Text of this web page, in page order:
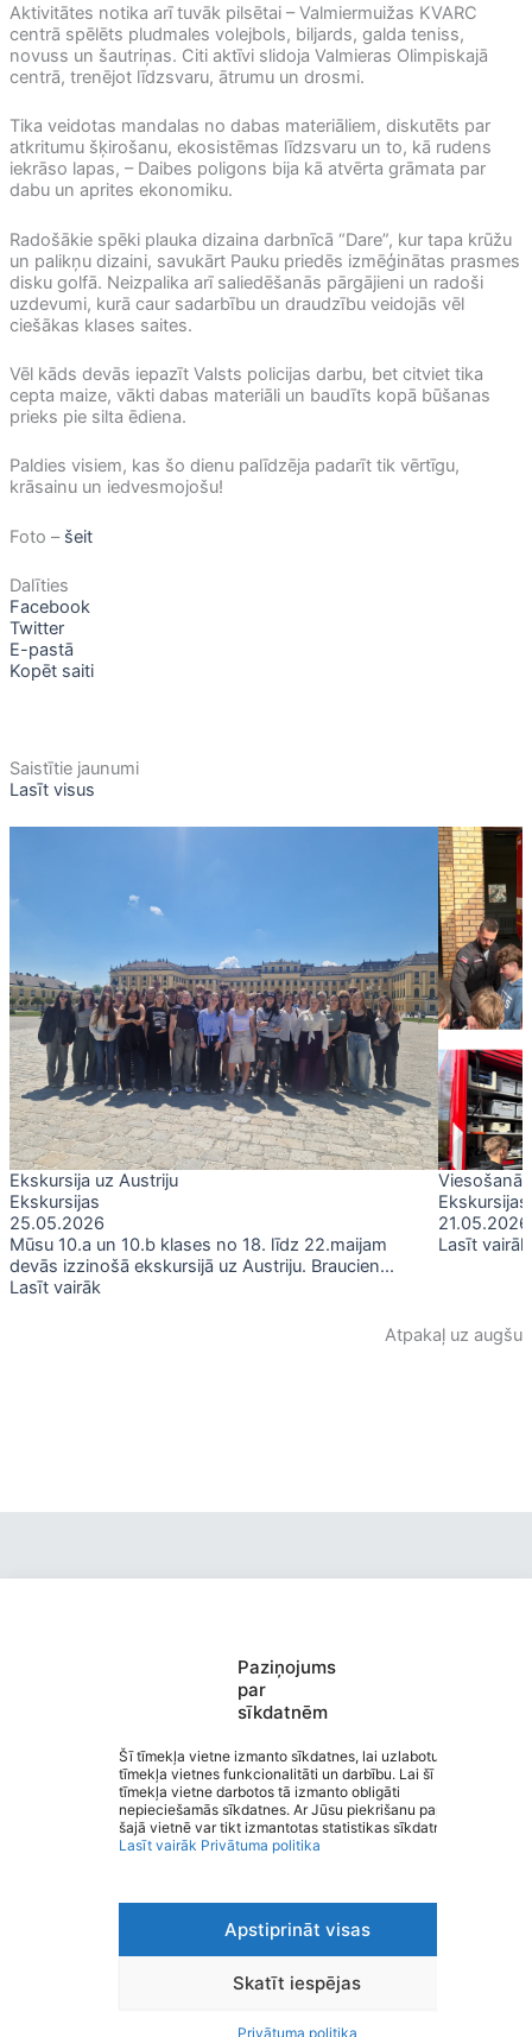
Paziņojums
par
sīkdatnēm
Šī tīmekļa vietne izmanto sīkdatnes, lai uzlabotu
tīmekļa vietnes funkcionalitāti un darbību. Lai šī
tīmekļa vietne darbotos tā izmanto obligāti
nepieciešamās sīkdatnes. Ar Jūsu piekrišanu papildus
šajā vietnē var tikt izmantotas statistikas sīkdatnes.
Lasīt vairāk Privātuma politika
Apstiprināt visas
Skatīt iespējas
Privātuma politika
Aktivitātes notika arī tuvāk pilsētai – Valmiermuižas KVARC
centrā spēlēts pludmales volejbols, biljards, galda teniss,
novuss un šautriņas. Citi aktīvi slidoja Valmieras Olimpiskajā
centrā, trenējot līdzsvaru, ātrumu un drosmi.
Tika veidotas mandalas no dabas materiāliem, diskutēts par
atkritumu šķirošanu, ekosistēmas līdzsvaru un to, kā rudens
iekrāso lapas, – Daibes poligons bija kā atvērta grāmata par
dabu un aprites ekonomiku.
Radošākie spēki plauka dizaina darbnīcā “Dare”, kur tapa krūžu
un palikņu dizaini, savukārt Pauku priedēs izmēģinātas prasmes
disku golfā. Neizpalika arī saliedēšanās pārgājieni un radoši
uzdevumi, kurā caur sadarbību un draudzību veidojās vēl
ciešākas klases saites.
Vēl kāds devās iepazīt Valsts policijas darbu, bet citviet tika
cepta maize, vākti dabas materiāli un baudīts kopā būšanas
prieks pie silta ēdiena.
Paldies visiem, kas šo dienu palīdzēja padarīt tik vērtīgu,
krāsainu un iedvesmojošu!
Foto – šeit
Dalīties
Facebook
Twitter
E-pastā
Kopēt saiti
Saistītie jaunumi
Lasīt visus
Ekskursija uz Austriju
Ekskursijas
25.05.2026
Mūsu 10.a un 10.b klases no 18. līdz 22.maijam
devās izzinošā ekskursijā uz Austriju. Braucien...
Lasīt vairāk
Ekskursijas
21.05.2026
Lasīt vairāk
Atpakaļ uz augšu
Valmieras 5. vidusskola
Privātuma politika